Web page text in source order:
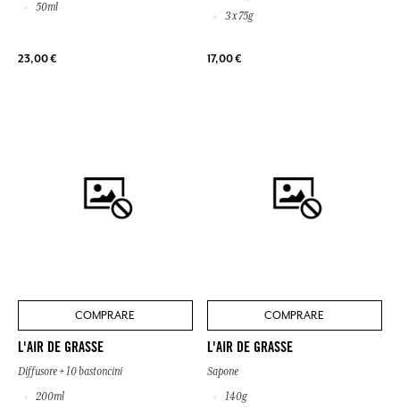
50ml
23,00 €
3 x 75g
17,00 €
COMPRARE
L'AIR DE GRASSE
Diffusore + 10 bastoncini
200ml
COMPRARE
L'AIR DE GRASSE
Sapone
140g